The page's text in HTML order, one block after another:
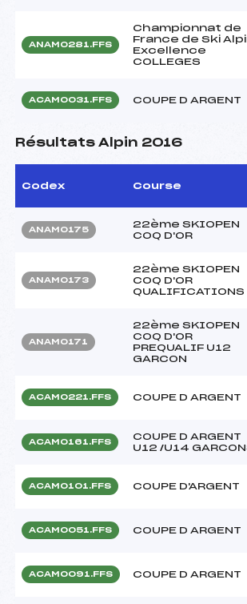
ANAM0281.FFS
Championnat de
France de Ski
Excellence
COLLEGES
ACAM0031.FFS COUPE D ARGENT
Résultats Alpin 2016
Codex Course
ANAM0175
22ème SKIOPEN
COQ D'OR
ANAM0173
22ème SKIOPEN
COQ D'OR
QUALIFICATIONS
ANAM0171
22ème SKIOPEN
COQ D'OR
PREQUALIF U12
GARCON
ACAM0221.FFS COUPE D ARGENT
ACAM0161.FFS
COUPE D ARGENT
U12 /U14
ACAM0101.FFS COUPE D'ARGENT
ACAM0051.FFS COUPE D ARGENT
ACAM0091.FFS COUPE D ARGENT